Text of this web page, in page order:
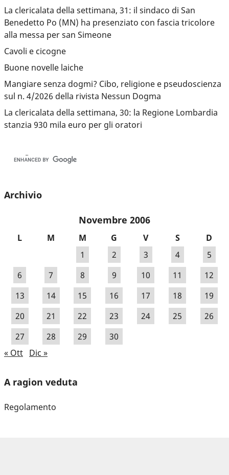
La clericalata della settimana, 31: il sindaco di San
Benedetto Po (MN) ha presenziato con fascia tricolore
alla messa per san Simeone
Cavoli e cicogne
Buone novelle laiche
Mangiare senza dogmi? Cibo, religione e pseudoscienza
sul n. 4/2026 della rivista Nessun Dogma
La clericalata della settimana, 30: la Regione Lombardia
stanzia 930 mila euro per gli oratori
Archivio
Novembre 2006
L M M G V S
D
1
2 3 4
5
6
7 8 9 10 11
12
13
14 15 16 17 18
19
20
21 22 23 24 25
26
27
28 29
30
« Ott Dic »
A ragion veduta
Regolamento